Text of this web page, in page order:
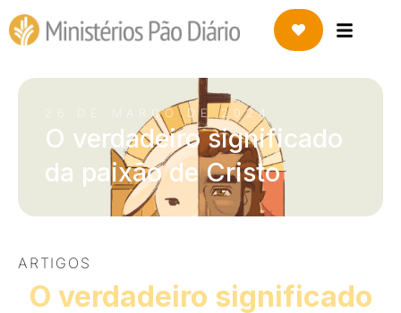
26 DE MARÇO DE 2024
O verdadeiro significado
da paixão de Cristo
ARTIGOS
O verdadeiro significado